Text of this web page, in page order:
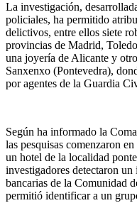
La investigación,
policiales, ha permitido
delictivos, entre ellos siete
provincias de Madrid,
una joyería de Alicante y
Sanxenxo (Pontevedra),
por agentes de la Guardia
Según ha informado la
las pesquisas comenzaron
un hotel de la localidad
investigadores detectaron
bancarias de la Comunidad
permitió identificar a un